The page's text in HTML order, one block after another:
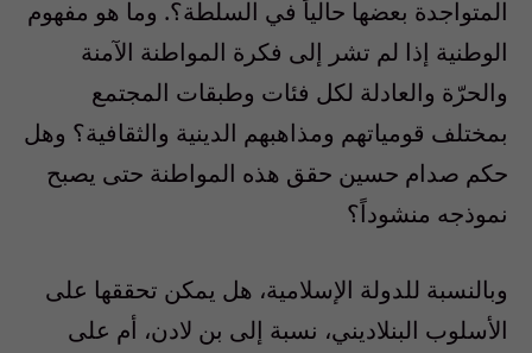
المتواجدة بعضها حالياً في السلطة؟. وما هو مفهوم
الوطنية إذا لم تشر إلى فكرة المواطنة الآمنة
والحرّة والعادلة لكل فئات وطبقات المجتمع
بمختلف قومياتهم ومذاهبهم الدينية والثقافية؟ وهل
حكم صدام حسين حقق هذه المواطنة حتى يصبح
نموذجه منشوداً؟
وبالنسبة للدولة الإسلامية، هل يمكن تحققها على
الأسلوب البنلاديني، نسبة إلى بن لادن، أم على